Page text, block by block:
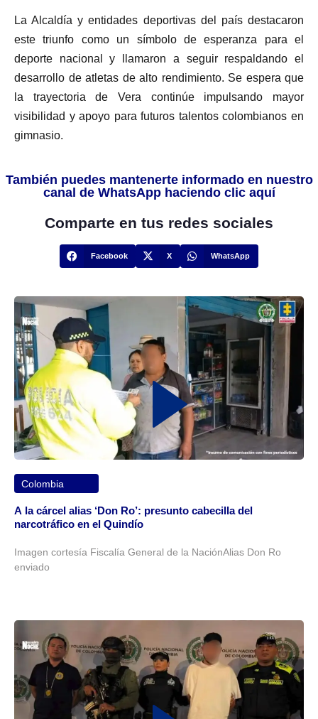
La Alcaldía y entidades deportivas del país destacaron
este triunfo como un símbolo de esperanza para el
deporte nacional y llamaron a seguir respaldando el
desarrollo de atletas de alto rendimiento. Se espera que
la trayectoria de Vera continúe impulsando mayor
visibilidad y apoyo para futuros talentos colombianos en
gimnasio.
También puedes mantenerte informado en nuestro
canal de WhatsApp haciendo clic aquí
Comparte en tus redes sociales
Facebook X WhatsApp
Colombia
A la cárcel alias ‘Don Ro’: presunto cabecilla del
narcotráfico en el Quindío
Imagen cortesía Fiscalía General de la NaciónAlias Don Ro
enviado